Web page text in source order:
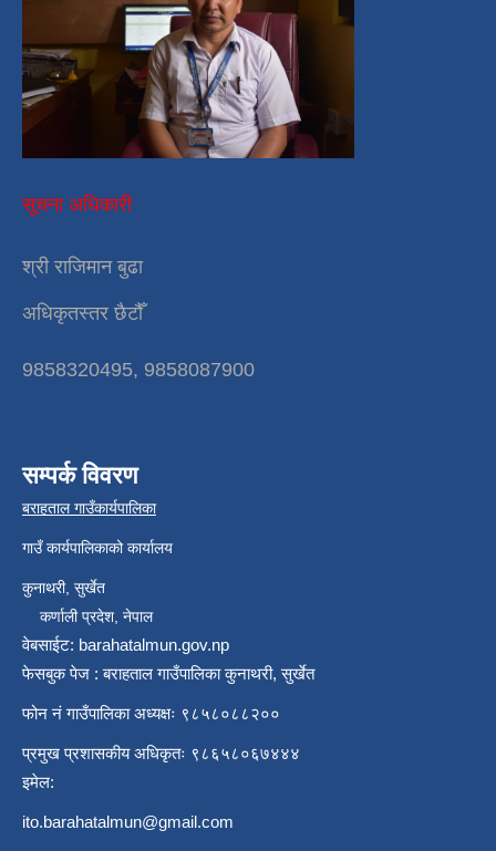
सूचना अधिकारी
श्री राजिमान बुढा
अधिकृतस्तर छैटौँ
9858320495, 9858087900
सम्पर्क विवरण
बराहताल गाउँकार्यपालिका
गाउँ कार्यपालिकाको कार्यालय
कुनाथरी, सुर्खेत
कर्णाली प्रदेश, नेपाल
वेबसाईट: barahatalmun.gov.np
फेसबुक पेज : बराहताल गाउँपालिका कुनाथरी, सुर्खेत
फोन नं गाउँपालिका अध्यक्षः ९८५८०८८२००
प्रमुख प्रशासकीय अधिकृतः ९८६५८०६७४४४
इमेल:
ito.barahatalmun@gmail.com